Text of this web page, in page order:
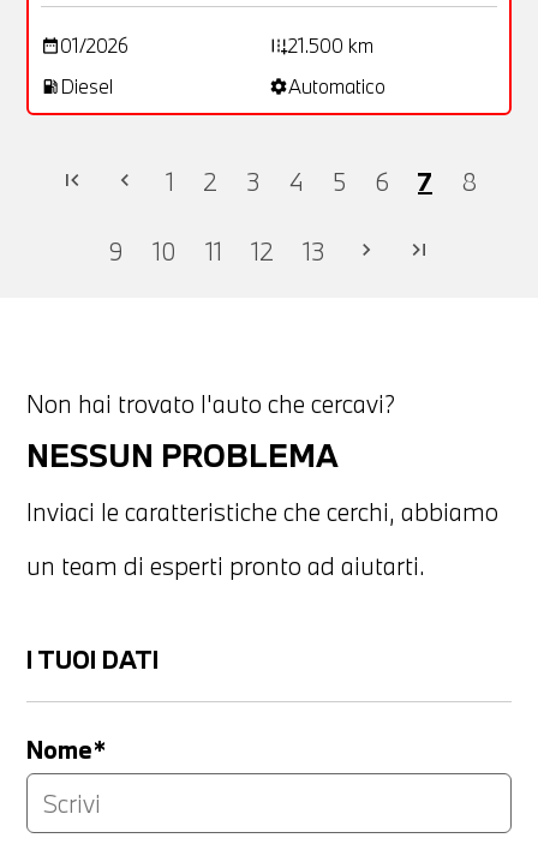
date_range01/2026 add_road21.500 km
local_gas_station Diesel settingsAutomatico
first_page chevron_left 1 2 3 4 5 6 7 8
9 10 11 12 13 chevron_right last_page
Non hai trovato l'auto che cercavi?
NESSUN PROBLEMA
Inviaci le caratteristiche che cerchi, abbiamo
un team di esperti pronto ad aiutarti.
I TUOI DATI
Nome*